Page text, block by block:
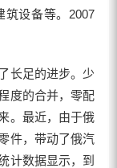
筑设备等。2007
长足的进步。少
度的合并，零配
。最近，由于俄
件，带动了俄汽
计数据显示，到